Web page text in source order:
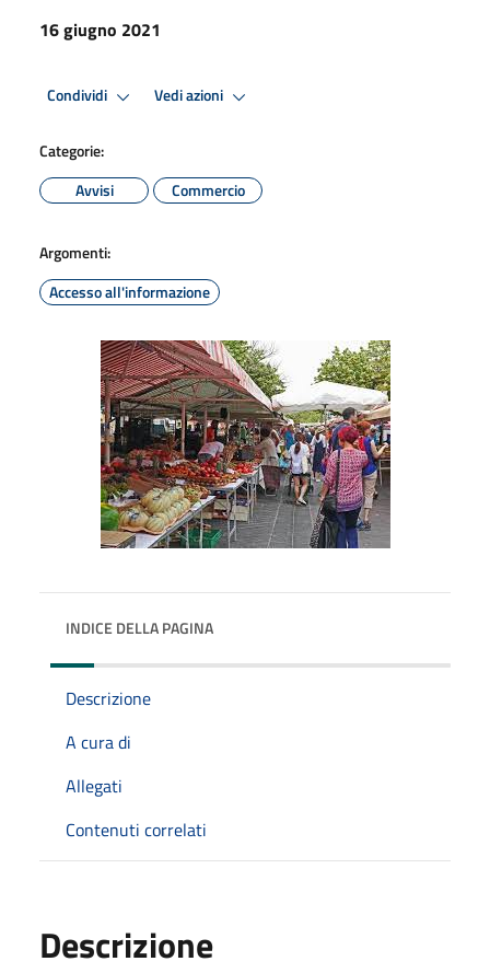
16 giugno 2021
Condividi Vedi azioni
Categorie:
Avvisi
Commercio
Argomenti:
Accesso all'informazione
INDICE DELLA PAGINA
Descrizione
A cura di
Allegati
Contenuti correlati
Descrizione